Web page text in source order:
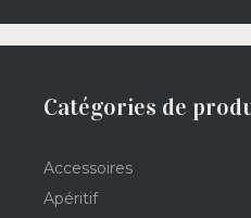
Catégories de
Accessoires
Apéritif